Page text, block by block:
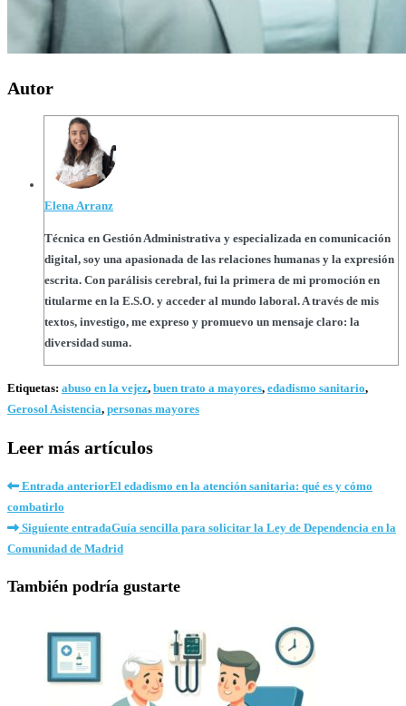
Autor
Elena Arranz
Técnica en Gestión Administrativa y especializada en comunicación
digital, soy una apasionada de las relaciones humanas y la expresión
escrita. Con parálisis cerebral, fui la primera de mi promoción en
titularme en la E.S.O. y acceder al mundo laboral. A través de mis
textos, investigo, me expreso y promuevo un mensaje claro: la
diversidad suma.
Etiquetas: abuso en la vejez, buen trato a mayores, edadismo sanitario,
Gerosol Asistencia, personas mayores
Leer más artículos
Entrada anteriorEl edadismo en la atención sanitaria: qué es y cómo
combatirlo
Siguiente entradaGuía sencilla para solicitar la Ley de Dependencia en la
Comunidad de Madrid
También podría gustarte